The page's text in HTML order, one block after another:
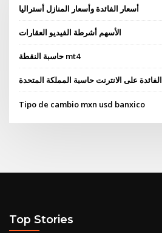
أسعار الفائدة وأسعار المنازل أستراليا
الأسهم أشرطة الفيديو العقارات
حاسبة النقطة mt4
الفائدة على الانترنت حاسبة المملكة المتحدة
Tipo de cambio mxn usd banxico
Top Stories